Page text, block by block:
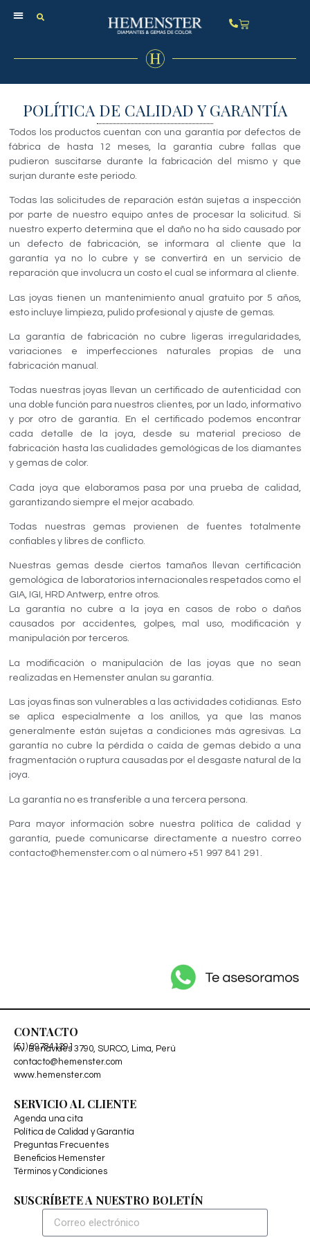
POLÍTICA DE CALIDAD Y GARANTÍA
Todos los productos cuentan con una garantía por defectos de
fábrica de hasta 12 meses, la garantía cubre fallas que
pudieron suscitarse durante la fabricación del mismo y que
surjan durante este periodo.
Todas las solicitudes de reparación están sujetas a inspección
por parte de nuestro equipo antes de procesar la solicitud. Si
nuestro experto determina que el daño no ha sido causado por
un defecto de fabricación, se informara al cliente que la
garantía ya no lo cubre y se convertirá en un servicio de
reparación que involucra un costo el cual se informara al cliente.
Las joyas tienen un mantenimiento anual gratuito por 5 años,
esto incluye limpieza, pulido profesional y ajuste de gemas.
La garantía de fabricación no cubre ligeras irregularidades,
variaciones e imperfecciones naturales propias de una
fabricación manual.
Todas nuestras joyas llevan un certificado de autenticidad con
una doble función para nuestros clientes, por un lado, informativo
y por otro de garantía. En el certificado podemos encontrar
cada detalle de la joya, desde su material precioso de
fabricación hasta las cualidades gemológicas de los diamantes
y gemas de color.
Cada joya que elaboramos pasa por una prueba de calidad,
garantizando siempre el mejor acabado.
Todas nuestras gemas provienen de fuentes totalmente
confiables y libres de conflicto.
Nuestras gemas desde ciertos tamaños llevan certificación
gemológica de laboratorios internacionales respetados como el
GIA, IGI, HRD Antwerp, entre otros.
La garantía no cubre a la joya en casos de robo o daños
causados por accidentes, golpes, mal uso, modificación y
manipulación por terceros.
La modificación o manipulación de las joyas que no sean
realizadas en Hemenster anulan su garantía.
Las joyas finas son vulnerables a las actividades cotidianas. Esto
se aplica especialmente a los anillos, ya que las manos
generalmente están sujetas a condiciones más agresivas. La
garantía no cubre la pérdida o caída de gemas debido a una
fragmentación o ruptura causadas por el desgaste natural de la
joya.
La garantía no es transferible a una tercera persona.
Para mayor información sobre nuestra política de calidad y
garantía, puede comunicarse directamente a nuestro correo
contacto@hemenster.com o al número +51 997 841 291.
CONTACTO
(51) 997841291
Av. Benavides 3790, SURCO, Lima, Perú
contacto@hemenster.com
www.hemenster.com
SERVICIO AL CLIENTE
Agenda una cita
Política de Calidad y Garantía
Preguntas Frecuentes
Beneficios Hemenster
Términos y Condiciones
SUSCRÍBETE A NUESTRO BOLETÍN